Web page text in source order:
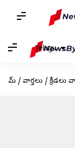
Telugu
హోమ్ / వార్తలు / క్రీడలు